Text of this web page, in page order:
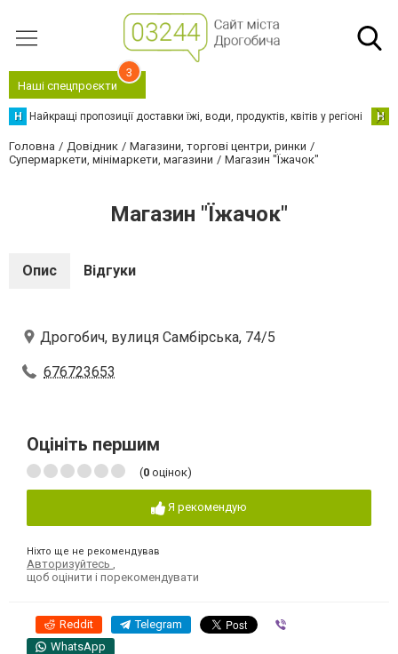
Наші спецпроєкти
3
Н Найкращі пропозиції доставки їжі, води, продуктів, квітів у регіоні Н
Головна Довідник
Магазини, торгові центри, ринки
Супермаркети, мінімаркети, магазини
Магазин "Їжачок"
Магазин "Їжачок"
Опис Відгуки
Дрогобич, вулиця Самбірська, 74/5
676723653
Оцініть першим
(0 оцінок)
Я рекомендую
Ніхто ще не рекомендував
Авторизуйтесь
щоб оцінити і порекомендувати
Reddit Telegram
WhatsApp